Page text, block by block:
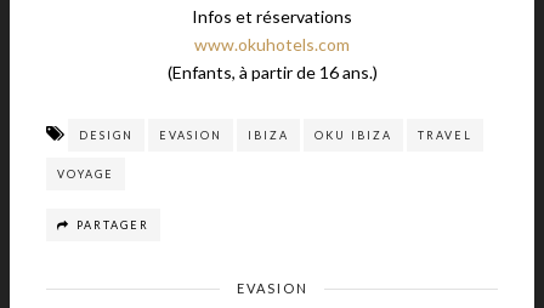
Infos et réservations
www.okuhotels.com
(Enfants, à partir de 16 ans.)
DESIGN EVASION IBIZA OKU IBIZA TRAVEL
VOYAGE
PARTAGER
EVASION